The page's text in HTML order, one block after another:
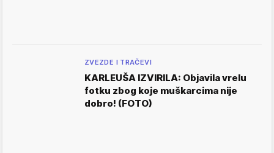
ZVEZDE I TRAČEVI
KARLEUŠA IZVIRILA: Objavila vrelu
fotku zbog koje muškarcima nije
dobro! (FOTO)